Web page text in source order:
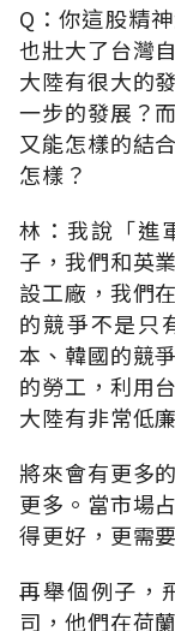
Q：你這股精
也壯大了台灣
大陸有很大的
一步的發展？
又能怎樣的結
怎樣？
林：我說「進
子，我們和英
設工廠，我們
的競爭不是只
本、韓國的競
的勞工，利用
大陸有非常低
將來會有更多
更多。當市場
得更好，更需
再舉個例子，
司，他們在荷